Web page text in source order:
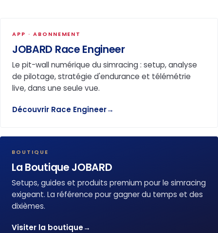
APP · ABONNEMENT
JOBARD Race Engineer
Le pit-wall numérique du simracing : setup, analyse
de pilotage, stratégie d'endurance et télémétrie
live, dans une seule vue.
Découvrir Race Engineer→
BOUTIQUE
La Boutique JOBARD
Setups, guides et produits premium pour le simracing
exigeant. La référence pour gagner du temps et des
dixièmes.
Visiter la boutique→